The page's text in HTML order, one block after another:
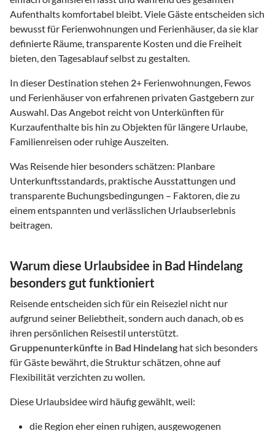
Aufenthalts komfortabel bleibt. Viele Gäste entscheiden sich
bewusst für Ferienwohnungen und Ferienhäuser, da sie klar
definierte Räume, transparente Kosten und die Freiheit
bieten, den Tagesablauf selbst zu gestalten.
In dieser Destination stehen 2+ Ferienwohnungen, Fewos
und Ferienhäuser von erfahrenen privaten Gastgebern zur
Auswahl. Das Angebot reicht von Unterkünften für
Kurzaufenthalte bis hin zu Objekten für längere Urlaube,
Familienreisen oder ruhige Auszeiten.
Was Reisende hier besonders schätzen: Planbare
Unterkunftsstandards, praktische Ausstattungen und
transparente Buchungsbedingungen – Faktoren, die zu
einem entspannten und verlässlichen Urlaubserlebnis
beitragen.
Warum diese Urlaubsidee in Bad Hindelang
besonders gut funktioniert
Reisende entscheiden sich für ein Reiseziel nicht nur
aufgrund seiner Beliebtheit, sondern auch danach, ob es
ihren persönlichen Reisestil unterstützt.
Gruppenunterkünfte in Bad Hindelang hat sich besonders
für Gäste bewährt, die Struktur schätzen, ohne auf
Flexibilität verzichten zu wollen.
Diese Urlaubsidee wird häufig gewählt, weil:
die Region eher einen ruhigen, ausgewogenen